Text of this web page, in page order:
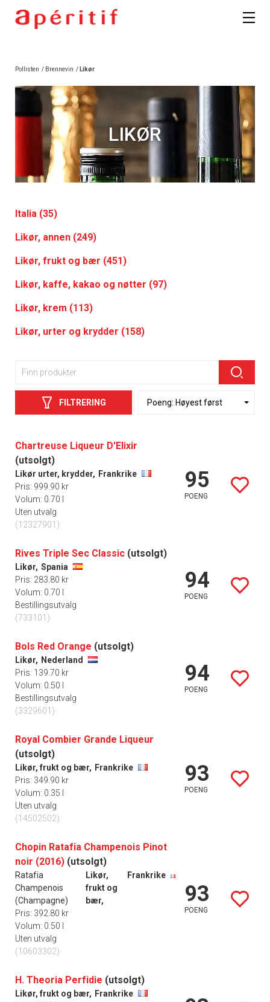
Pollisten / Brennevin / Likør
LIKØR
Italia (35)
Likør, annen (249)
Likør, frukt og bær (451)
Likør, kaffe, kakao og nøtter (97)
Likør, krem (113)
Likør, urter og krydder (158)
FILTRERING
Chartreuse Liqueur D'Elixir
(utsolgt)
Likør urter, krydder, Frankrike
Pris: 999.90 kr
Volum: 0.70 l
Uten utvalg
(12327901)
95
POENG
Rives Triple Sec Classic (utsolgt)
Likør, Spania
Pris: 283.80 kr
Volum: 0.70 l
Bestillingsutvalg
(733101)
94
POENG
Bols Red Orange (utsolgt)
Likør, Nederland
Pris: 139.70 kr
Volum: 0.50 l
Bestillingsutvalg
(3329601)
94
POENG
Royal Combier Grande Liqueur
(utsolgt)
Likør, frukt og bær, Frankrike
Pris: 349.90 kr
Volum: 0.35 l
Uten utvalg
(14502502)
93
POENG
Chopin Ratafia Champenois Pinot
noir (2016) (utsolgt)
Ratafia
Champenois
(Champagne)
Likør,
frukt og
bær,
Frankrike
Pris: 392.80 kr
Volum: 0.50 l
Uten utvalg
(10603302)
93
POENG
H. Theoria Perfidie (utsolgt)
Likør, frukt og bær, Frankrike